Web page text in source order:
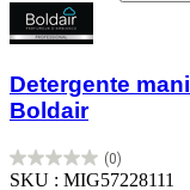
Detergente
Boldair
(0)
0.0
SKU : MIG57228111